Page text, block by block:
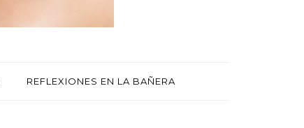
REFLEXIONES EN LA BAÑERA